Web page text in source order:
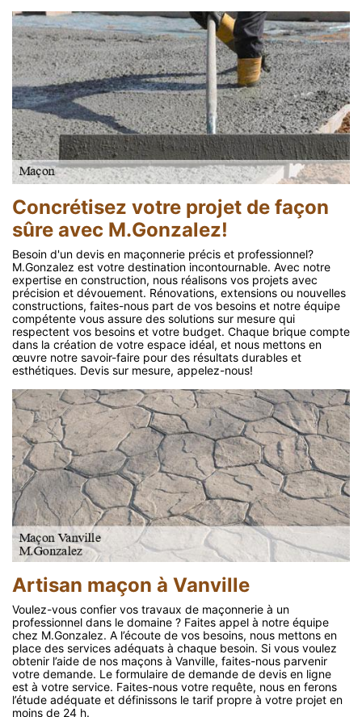
Concrétisez votre projet de façon
sûre avec M.Gonzalez!
Besoin d'un devis en maçonnerie précis et professionnel?
M.Gonzalez est votre destination incontournable. Avec notre
expertise en construction, nous réalisons vos projets avec
précision et dévouement. Rénovations, extensions ou nouvelles
constructions, faites-nous part de vos besoins et notre équipe
compétente vous assure des solutions sur mesure qui
respectent vos besoins et votre budget. Chaque brique compte
dans la création de votre espace idéal, et nous mettons en
œuvre notre savoir-faire pour des résultats durables et
esthétiques. Devis sur mesure, appelez-nous!
Artisan maçon à Vanville
Voulez-vous confier vos travaux de maçonnerie à un
professionnel dans le domaine ? Faites appel à notre équipe
chez M.Gonzalez. A l’écoute de vos besoins, nous mettons en
place des services adéquats à chaque besoin. Si vous voulez
obtenir l’aide de nos maçons à Vanville, faites-nous parvenir
votre demande. Le formulaire de demande de devis en ligne
est à votre service. Faites-nous votre requête, nous en ferons
l’étude adéquate et définissons le tarif propre à votre projet en
moins de 24 h.